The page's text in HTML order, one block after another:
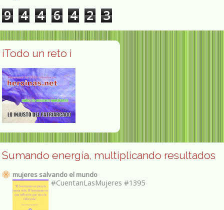
9 4 4 6 4 2 3
¡Todo un reto ¡
Sumando energía, multiplicando resultados
mujeres salvando el mundo
#CuentanLasMujeres #1395